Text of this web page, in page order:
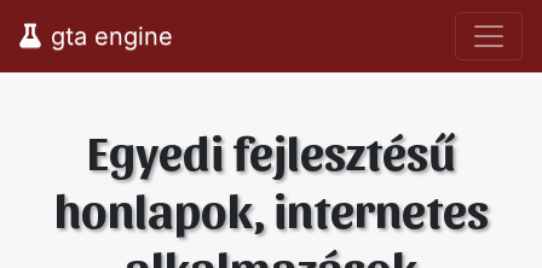
gta engine
Egyedi fejlesztésű
honlapok, internetes